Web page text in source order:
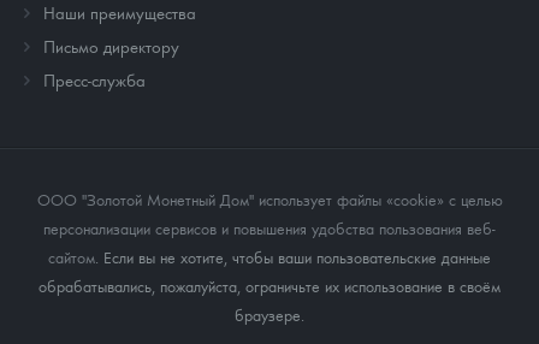
Наши преимущества
Письмо директору
Пресс-служба
ООО "Золотой Монетный Дом" использует файлы «cookie» с целью
персонализации сервисов и повышения удобства пользования веб-
сайтом. Если вы не хотите, чтобы ваши пользовательские данные
обрабатывались, пожалуйста, ограничьте их использование в своём
браузере.